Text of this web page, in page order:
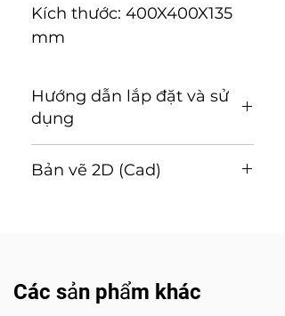
Kích thước: 400X400X135
mm
Hướng dẫn lắp đặt và sử
dụng
dụng ( Tải về )
Bản vẽ 2D (Cad)
Các sản phẩm khác